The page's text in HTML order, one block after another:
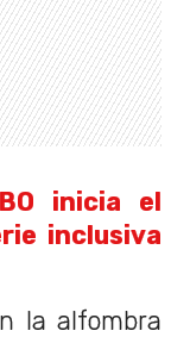
inicia el
inclusiva
la alfombra